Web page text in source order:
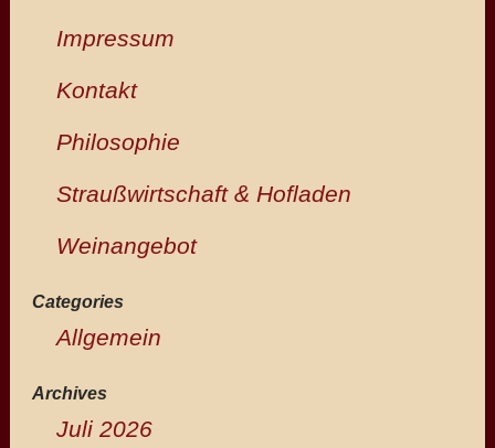
Impressum
Kontakt
Philosophie
Straußwirtschaft & Hofladen
Weinangebot
Categories
Allgemein
Archives
Juli 2026